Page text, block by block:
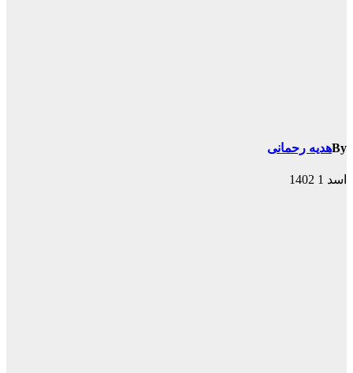
Byهدیه رحمانی
اسد 1 1402